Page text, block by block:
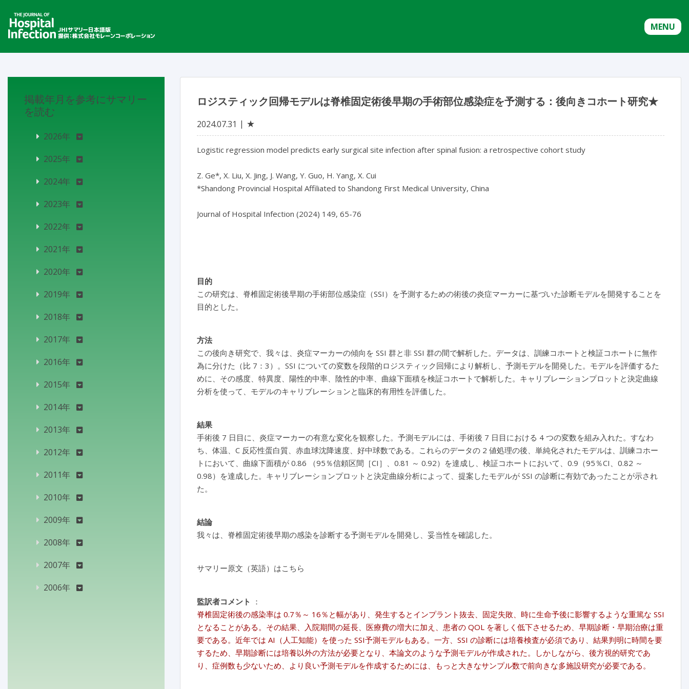
MENU
ロジスティック回帰モデルは脊椎固定術後早期の手術部位感染症を予測する：後向きコホート研究★
2024.07.31 ★
Logistic regression model predicts early surgical site infection after spinal fusion: a retrospective cohort study
Z. Ge*, X. Liu, X. Jing, J. Wang, Y. Guo, H. Yang, X. Cui
*Shandong Provincial Hospital Affiliated to Shandong First Medical University, China
Journal of Hospital Infection (2024) 149, 65-76
目的
この研究は、脊椎固定術後早期の手術部位感染症（SSI）を予測するための術後の炎症マーカーに基づいた診断モデルを開発することを
目的とした。
方法
この後向き研究で、我々は、炎症マーカーの傾向を SSI 群と非 SSI 群の間で解析した。データは、訓練コホートと検証コホートに無作
為に分けた（比 7：3）。SSI についての変数を段階的ロジスティック回帰により解析し、予測モデルを開発した。モデルを評価するた
めに、その感度、特異度、陽性的中率、陰性的中率、曲線下面積を検証コホートで解析した。キャリブレーションプロットと決定曲線
分析を使って、モデルのキャリブレーションと臨床的有用性を評価した。
結果
手術後 7 日目に、炎症マーカーの有意な変化を観察した。予測モデルには、手術後 7 日目における 4 つの変数を組み入れた。すなわ
ち、体温、C 反応性蛋白質、赤血球沈降速度、好中球数である。これらのデータの 2 値処理の後、単純化されたモデルは、訓練コホー
トにおいて、曲線下面積が 0.86 （95％信頼区間［CI］、0.81 ～ 0.92）を達成し、検証コホートにおいて、0.9（95％CI、0.82 ～
0.98）を達成した。キャリブレーションプロットと決定曲線分析によって、提案したモデルが SSI の診断に有効であったことが示され
た。
結論
我々は、脊椎固定術後早期の感染を診断する予測モデルを開発し、妥当性を確認した。
サマリー原文（英語）はこちら
監訳者コメント
：
脊椎固定術後の感染率は 0.7％～ 16％と幅があり、発生するとインプラント抜去、固定失敗、時に生命予後に影響するような重篤な SSI
となることがある。その結果、入院期間の延長、医療費の増大に加え、患者の QOL を著しく低下させるため、早期診断・早期治療は重
要である。近年では AI（人工知能）を使った SSI予測モデルもある。一方、SSI の診断には培養検査が必須であり、結果判明に時間を要
するため、早期診断には培養以外の方法が必要となり、本論文のような予測モデルが作成された。しかしながら、後方視的研究であ
り、症例数も少ないため、より良い予測モデルを作成するためには、もっと大きなサンプル数で前向きな多施設研究が必要である。
掲載年月を参考にサマリー
を読む
2026年
2025年
2024年
2023年
2022年
2021年
2020年
2019年
2018年
2017年
2016年
2015年
2014年
2013年
2012年
2011年
2010年
2009年
2008年
2007年
2006年